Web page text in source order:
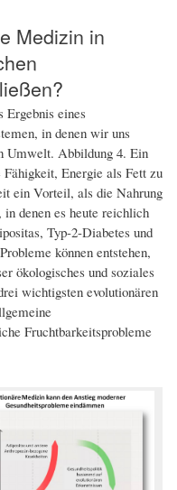
Medizin in
eines
in denen wir uns
Umwelt. Abbildung 4. Ein
Energie als Fett zu
ein Vorteil, als die Nahrung
denen es heute reichlich
Typ-2-Diabetes und
können entstehen,
ökologisches und soziales
wichtigsten evolutionären
Fruchtbarkeitsprobleme